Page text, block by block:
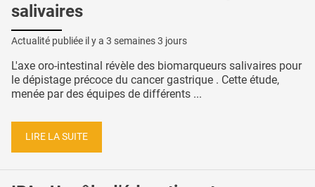
salivaires
Actualité publiée il y a 3 semaines 3 jours
L'axe oro-intestinal révèle des biomarqueurs salivaires pour
le dépistage précoce du cancer gastrique . Cette étude,
menée par des équipes de différents ...
LIRE LA SUITE